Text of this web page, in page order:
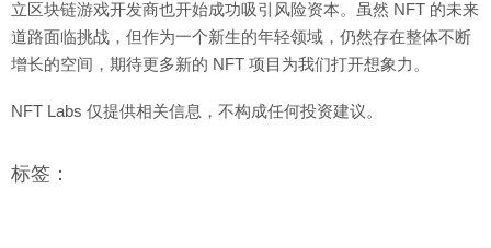
立区块链游戏开发商也开始成功吸引风险资本。虽然 NFT 的未来
道路面临挑战，但作为一个新生的年轻领域，仍然存在整体不断
增长的空间，期待更多新的 NFT 项目为我们打开想象力。
NFT Labs 仅提供相关信息，不构成任何投资建议。
标签：